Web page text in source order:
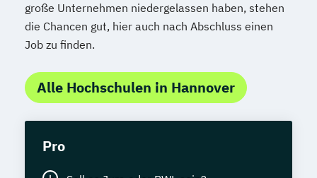
große Unternehmen niedergelassen haben, stehen
die Chancen gut, hier auch nach Abschluss einen
Job zu finden.
Alle Hochschulen in Hannover
Pro